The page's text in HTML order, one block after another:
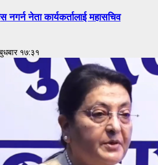
नगर्न नेता कार्यकर्तालाई महासचिव
१७:३१